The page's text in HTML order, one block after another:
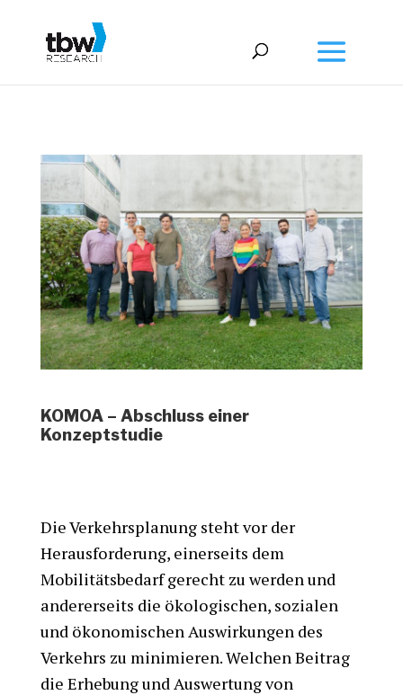
KOMOA – Abschluss einer
Konzeptstudie
Die Verkehrsplanung steht vor der
Herausforderung, einerseits dem
Mobilitätsbedarf gerecht zu werden und
andererseits die ökologischen, sozialen
und ökonomischen Auswirkungen des
Verkehrs zu minimieren. Welchen Beitrag
die Erhebung und Auswertung von